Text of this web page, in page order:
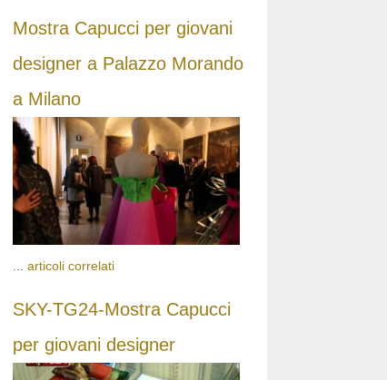
Mostra Capucci per giovani
designer a Palazzo Morando
a Milano
articoli correlati
SKY-TG24-Mostra Capucci
per giovani designer